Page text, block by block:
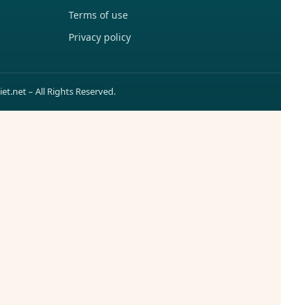
Terms of use
Privacy policy
– All Rights Reserved.